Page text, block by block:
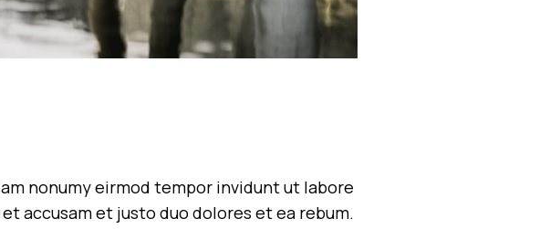
nonumy eirmod tempor invidunt ut labore
accusam et justo duo dolores et ea rebum.